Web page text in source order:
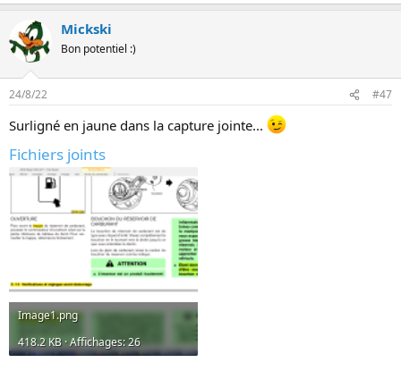
Mickski
Bon potentiel :)
24/8/22 #47
Surligné en jaune dans la capture jointe...
Fichiers joints
Image1.png
418.2 KB · Affichages: 26